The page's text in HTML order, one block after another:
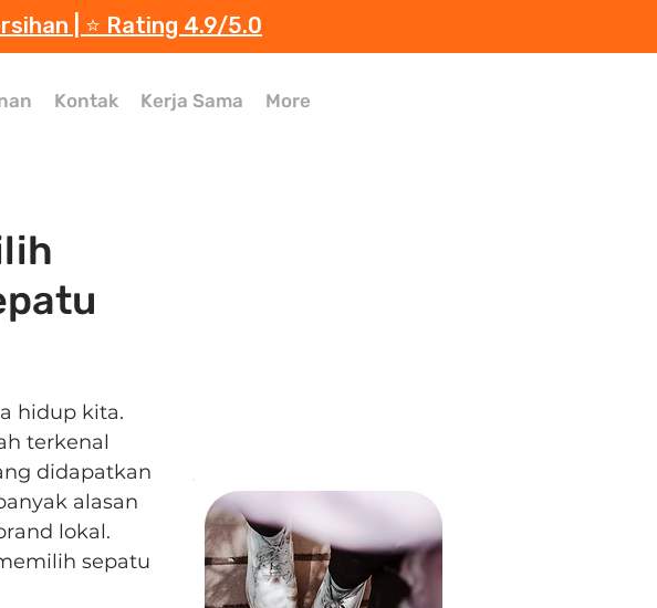
| ⭐️ Rating 4.9/5.0
Kontak Kerja Sama More
hidup kita.
terkenal
didapatkan
alasan
lokal.
sepatu